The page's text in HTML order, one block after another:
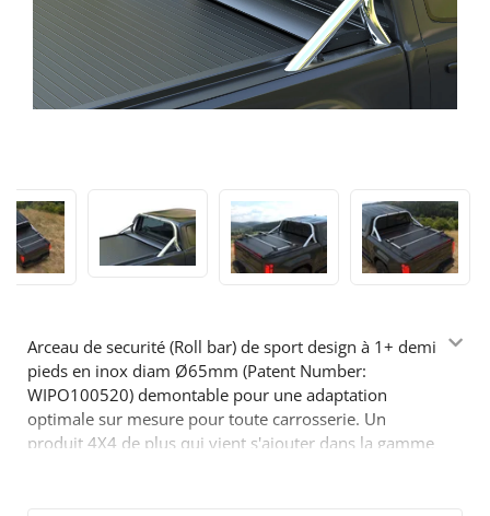
Arceau de securité (Roll bar) de sport design à 1+ demi
pieds en inox diam Ø65mm (Patent Number:
WIPO100520) demontable pour une adaptation
optimale sur mesure pour toute carrosserie. Un
produit 4X4 de plus qui vient s'ajouter dans la gamme